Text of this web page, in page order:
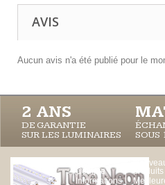
AVIS
Aucun avis n'a été publié pour le
2 ANS
DE GARANTIE
SUR LES LUMINAIRES
SOUS
Compte
Informations
produits